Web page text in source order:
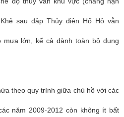
sau đập Thủy điện Hố Hô vẫn
mưa lớn, kể cả dành toàn bộ dung
theo quy trình giữa chủ hồ với các
năm 2009-2012 còn không ít bất